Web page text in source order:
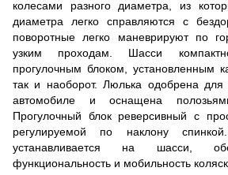
колесами разного диаметра, из
диаметра легко справляются с
поворотные легко маневрируют по
узким проходам. Шасси
прогулочным блоком, установленным
так и наоборот. Люлька одобрена для
автомобиле и оснащена
Прогулочный блок реверсивный с
регулируемой по наклону
устанавливается на шасси,
функциональность и мобильность